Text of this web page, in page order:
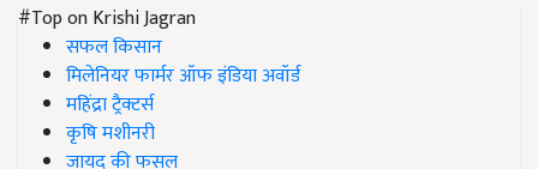
#Top on Krishi Jagran
सफल किसान
मिलेनियर फार्मर ऑफ इंडिया अवॉर्ड
महिंद्रा ट्रैक्टर्स
कृषि मशीनरी
जायद की फसल